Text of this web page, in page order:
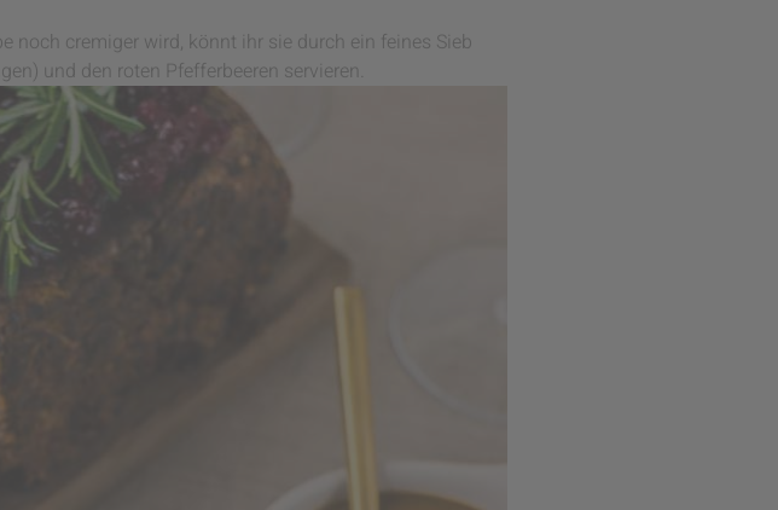
noch cremiger wird, könnt ihr sie durch ein feines Sieb
und den roten Pfefferbeeren servieren.